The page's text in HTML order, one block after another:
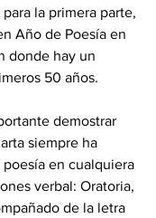
la primera parte,
Año de Poesía en
donde hay un
50 años.
demostrar
siempre ha
en cualquiera
verbal: Oratoria,
de la letra